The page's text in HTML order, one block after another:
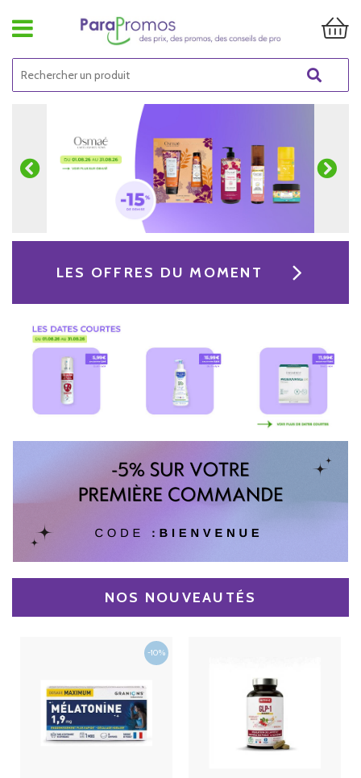
LES OFFRES DU MOMENT
NOS NOUVEAUTÉS